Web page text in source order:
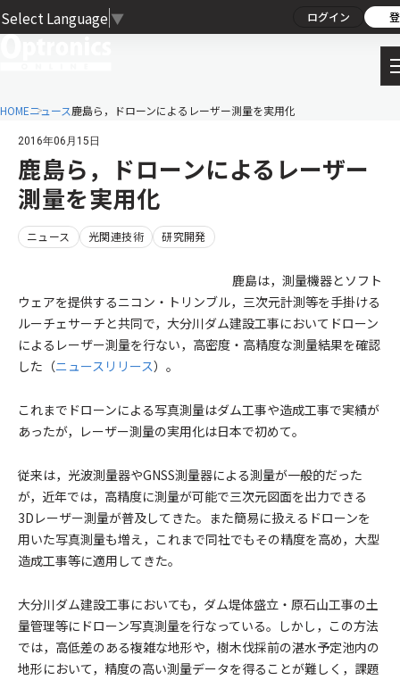
Select Language ▼ ログイン
HOMEニュース鹿島ら，ドローンによるレーザー測量を実用化
2016年06月15日
鹿島ら，ドローンによるレーザー
測量を実用化
ニュース 光関連技術 研究開発
鹿島は，測量機器とソフト
ウェアを提供するニコン・トリンブル，三次元計測等を手掛ける
ルーチェサーチと共同で，大分川ダム建設工事においてドローン
によるレーザー測量を行ない，高密度・高精度な測量結果を確認
した（ニュースリリース）。
これまでドローンによる写真測量はダム工事や造成工事で実績が
あったが，レーザー測量の実用化は日本で初めて。
従来は，光波測量器やGNSS測量器による測量が一般的だった
が，近年では，高精度に測量が可能で三次元図面を出力できる
3Dレーザー測量が普及してきた。また簡易に扱えるドローンを
用いた写真測量も増え，これまで同社でもその精度を高め，大型
造成工事等に適用してきた。
大分川ダム建設工事においても，ダム堤体盛立・原石山工事の土
量管理等にドローン写真測量を行なっている。しかし，この方法
では，高低差のある複雑な地形や，樹木伐採前の湛水予定池内の
地形において，精度の高い測量データを得ることが難しく，課題